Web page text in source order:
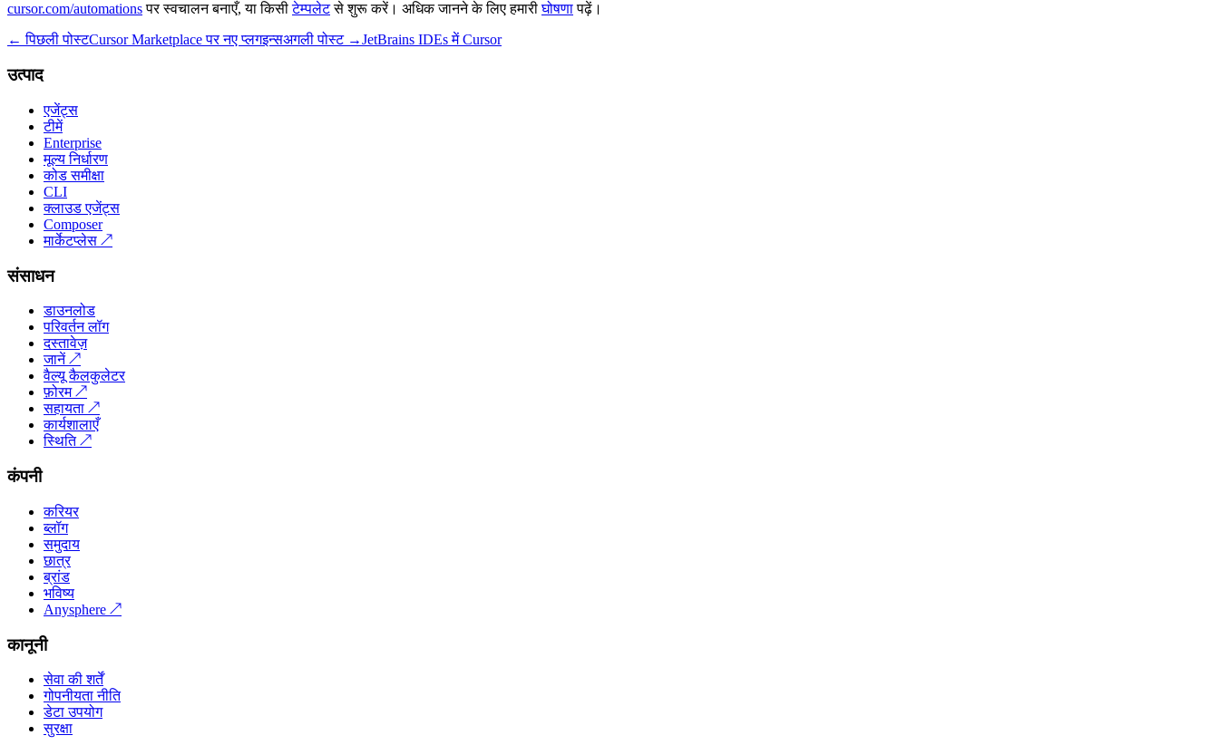
cursor.com/automationsपर स्वचालन बनाएँ, या किसीटेम्पलेटसे शुरू करें। अधिक जानने के लिए हमारीघोषणापढ़ें।
← पिछली पोस्टCursor Marketplace पर नए प्लगइन्सअगली पोस्ट →JetBrains IDEs में Cursor
उत्पाद
एजेंट्स
टीमें
Enterprise
मूल्य निर्धारण
कोड समीक्षा
CLI
क्लाउड एजेंट्स
Composer
मार्केटप्लेस ↗
संसाधन
डाउनलोड
परिवर्तन लॉग
दस्तावेज़
जानें↗
वैल्यू कैलकुलेटर
फ़ोरम↗
सहायता ↗
कार्यशालाएँ
स्थिति↗
कंपनी
करियर
ब्लॉग
समुदाय
छात्र
ब्रांड
भविष्य
Anysphere ↗
कानूनी
सेवा की शर्तें
गोपनीयता नीति
डेटा उपयोग
सुरक्षा